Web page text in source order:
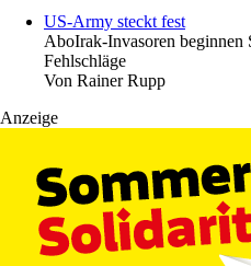
US-Army steckt fest
AboIrak-Invasoren beginnen
Fehlschläge
Von Rainer Rupp
Anzeige